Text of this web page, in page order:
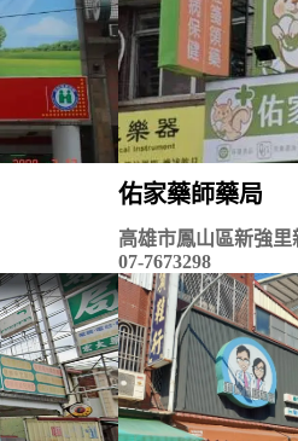
佑家藥師藥局
高雄市鳳山區新強里
07-7673298